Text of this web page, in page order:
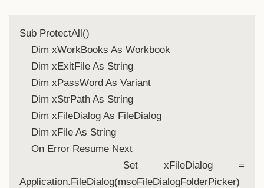
Sub ProtectAll()
Dim xWorkBooks As Workbook
Dim xExitFile As String
Dim xPassWord As Variant
Dim xStrPath As String
Dim xFileDialog As FileDialog
Dim xFile As String
On Error Resume Next
Set xFileDialog =
Application.FileDialog(msoFileDialogFolderPicker)